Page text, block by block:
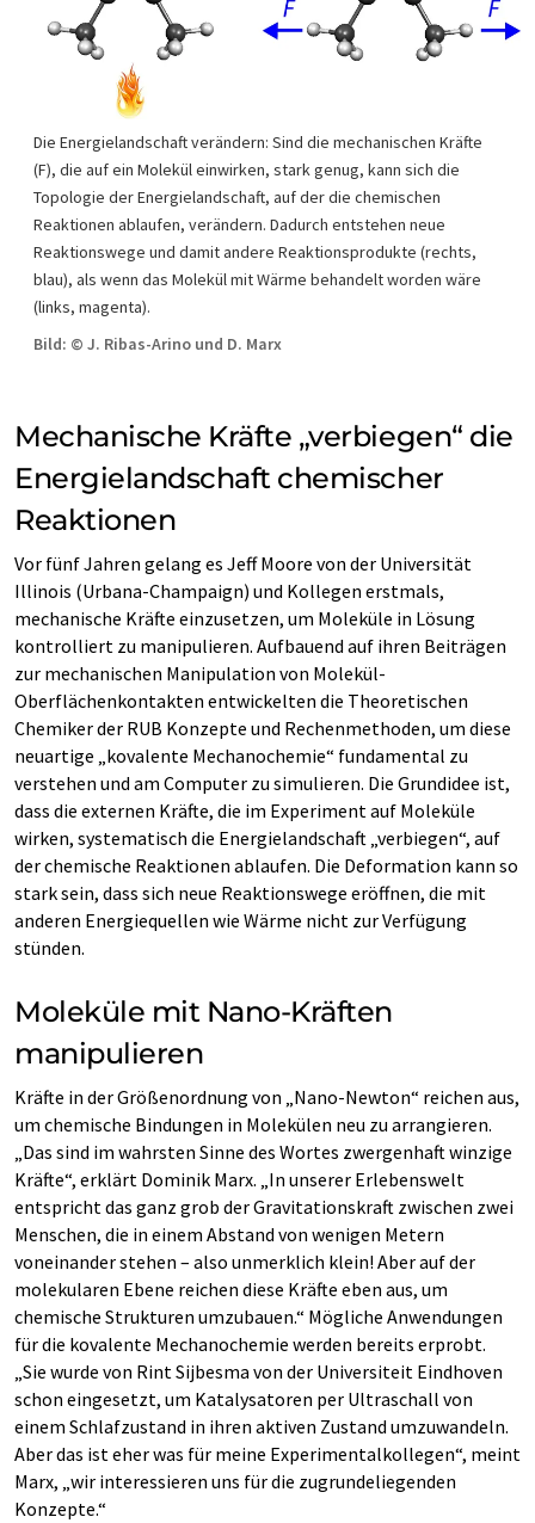
Die Energielandschaft verändern: Sind die mechanischen Kräfte
(F), die auf ein Molekül einwirken, stark genug, kann sich die
Topologie der Energielandschaft, auf der die chemischen
Reaktionen ablaufen, verändern. Dadurch entstehen neue
Reaktionswege und damit andere Reaktionsprodukte (rechts,
blau), als wenn das Molekül mit Wärme behandelt worden wäre
(links, magenta).
Bild: © J. Ribas-Arino und D. Marx
Mechanische Kräfte „verbiegen“ die
Energielandschaft chemischer
Reaktionen
Vor fünf Jahren gelang es Jeff Moore von der Universität
Illinois (Urbana-Champaign) und Kollegen erstmals,
mechanische Kräfte einzusetzen, um Moleküle in Lösung
kontrolliert zu manipulieren. Aufbauend auf ihren Beiträgen
zur mechanischen Manipulation von Molekül-
Oberflächenkontakten entwickelten die Theoretischen
Chemiker der RUB Konzepte und Rechenmethoden, um diese
neuartige „kovalente Mechanochemie“ fundamental zu
verstehen und am Computer zu simulieren. Die Grundidee ist,
dass die externen Kräfte, die im Experiment auf Moleküle
wirken, systematisch die Energielandschaft „verbiegen“, auf
der chemische Reaktionen ablaufen. Die Deformation kann so
stark sein, dass sich neue Reaktionswege eröffnen, die mit
anderen Energiequellen wie Wärme nicht zur Verfügung
stünden.
Moleküle mit Nano-Kräften
manipulieren
Kräfte in der Größenordnung von „Nano-Newton“ reichen aus,
um chemische Bindungen in Molekülen neu zu arrangieren.
„Das sind im wahrsten Sinne des Wortes zwergenhaft winzige
Kräfte“, erklärt Dominik Marx. „In unserer Erlebenswelt
entspricht das ganz grob der Gravitationskraft zwischen zwei
Menschen, die in einem Abstand von wenigen Metern
voneinander stehen – also unmerklich klein! Aber auf der
molekularen Ebene reichen diese Kräfte eben aus, um
chemische Strukturen umzubauen.“ Mögliche Anwendungen
für die kovalente Mechanochemie werden bereits erprobt.
„Sie wurde von Rint Sijbesma von der Universiteit Eindhoven
schon eingesetzt, um Katalysatoren per Ultraschall von
einem Schlafzustand in ihren aktiven Zustand umzuwandeln.
Aber das ist eher was für meine Experimentalkollegen“, meint
Marx, „wir interessieren uns für die zugrundeliegenden
Konzepte.“